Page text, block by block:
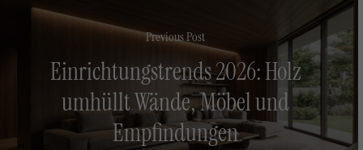
Previous Post
Einrichtungstrends 2026: Holz
umhüllt Wände, Möbel und
Empfindungen